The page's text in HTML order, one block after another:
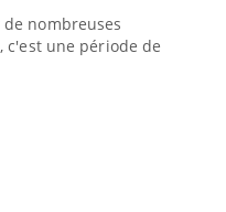
nombreuses
c'est une période de